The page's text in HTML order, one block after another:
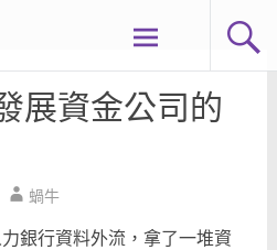
展資金公司的
蝸牛
銀行資料外流，拿了一堆資